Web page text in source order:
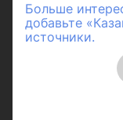
Больше
добавьте
источники.